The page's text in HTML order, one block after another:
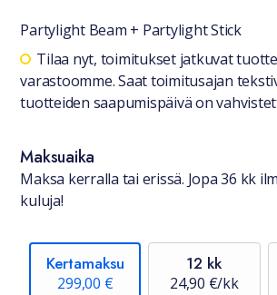
Partylight Beam + Partylight Stick
Saatavuustiedot
Tilaa nyt, toimitukset jatkuvat
varastoomme. Saat toimitusajan
tuotteiden saapumispäivä on
Maksuaika
Maksa kerralla tai erissä. Jopa 36 kk
kuluja!
Kertamaksu
299,00 €
12 kk
24,90 €/kk